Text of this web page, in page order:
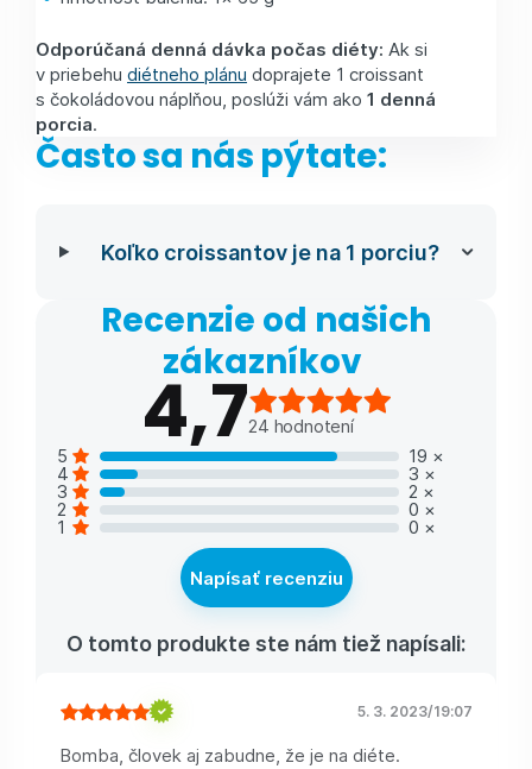
Odporúčaná denná dávka počas diéty: Ak si
v priebehu diétneho plánu doprajete 1 croissant
s čokoládovou náplňou, poslúži vám ako 1 denná
porcia.
Často sa nás pýtate:
Koľko croissantov je na 1 porciu?
Recenzie od našich
zákazníkov
4,724 hodnotení
5
19 ×
4 3 ×
3 2 ×
2 0 ×
1 0 ×
Napísať recenziu
O tomto produkte ste nám tiež napísali:
5. 3. 2023/19:07
Bomba, človek aj zabudne, že je na diéte.